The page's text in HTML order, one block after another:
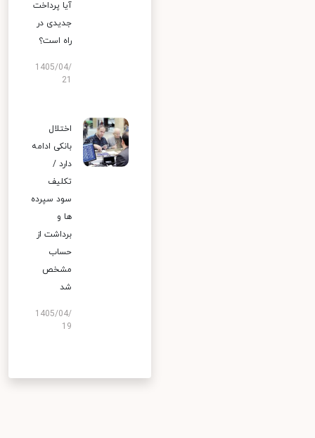
آیا پرداخت
جدیدی در
راه است؟
1405/04/
اختلال
بانکی ادامه
دارد /
تکلیف
سود سپرده
ها و
برداشت از
حساب
مشخص
شد
1405/04/
19